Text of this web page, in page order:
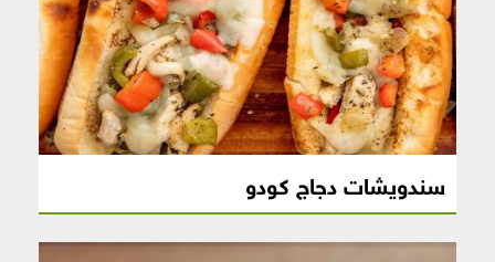
سندويشات دجاج كودو